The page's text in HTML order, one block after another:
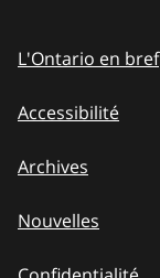
L'Ontario en bref
Accessibilité
Archives
Nouvelles